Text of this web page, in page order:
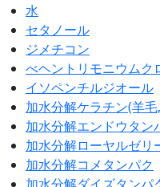
水
セタノール
ジメチコン
べヘントリモニウムク
イソペンチルジオール
加水分解ケラチン(羊
加水分解エンドウタン
加水分解ローヤルゼリ
加水分解コメタンパク